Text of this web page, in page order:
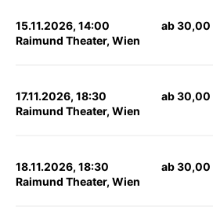
15.11.2026, 14:00
Raimund Theater, Wien
ab 30,00
17.11.2026, 18:30
Raimund Theater, Wien
ab 30,00
18.11.2026, 18:30
Raimund Theater, Wien
ab 30,00